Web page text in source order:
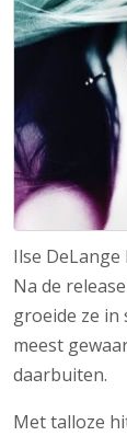
Ilse
Na de
groeide ze
meest
daarbuiten.
Met talloze